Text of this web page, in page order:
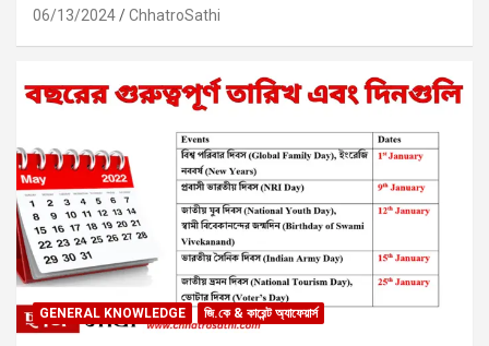
06/13/2024 ChhatroSathi
GENERAL KNOWLEDGE জি.কে & কারেন্ট অ্যাফেয়ার্স